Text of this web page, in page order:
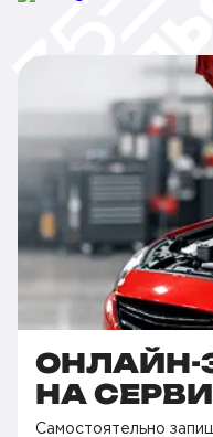
ОНЛАЙН-
НА
Самостоятельно